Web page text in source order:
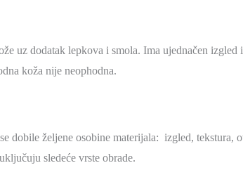
uz dodatak lepkova i smola. Ima ujednačen
koža nije neophodna.
dobile željene osobine materijala: izgled, tekstura,
sledeće vrste obrade.